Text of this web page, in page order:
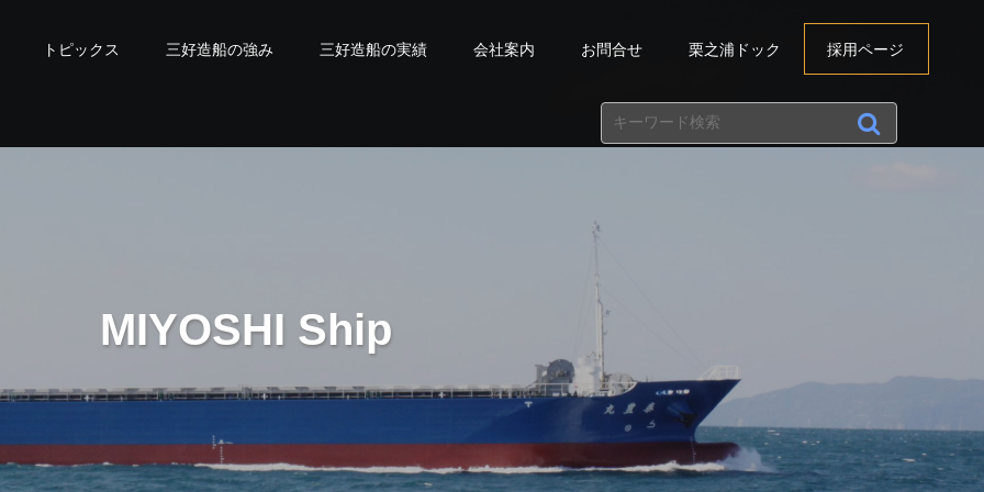
トピックス 三好造船の強み 三好造船の実績 会社案内 お問合せ 栗之浦ドック 採用ページ
IYOSHI S hipbu